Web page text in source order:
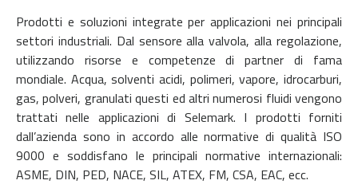
Prodotti e soluzioni integrate per applicazioni nei principali
settori industriali. Dal sensore alla valvola, alla regolazione,
utilizzando risorse e competenze di partner di fama
mondiale. Acqua, solventi acidi, polimeri, vapore, idrocarburi,
gas, polveri, granulati questi ed altri numerosi fluidi vengono
trattati nelle applicazioni di Selemark. I prodotti forniti
dall’azienda sono in accordo alle normative di qualità ISO
9000 e soddisfano le principali normative internazionali:
ASME, DIN, PED, NACE, SIL, ATEX, FM, CSA, EAC, ecc.